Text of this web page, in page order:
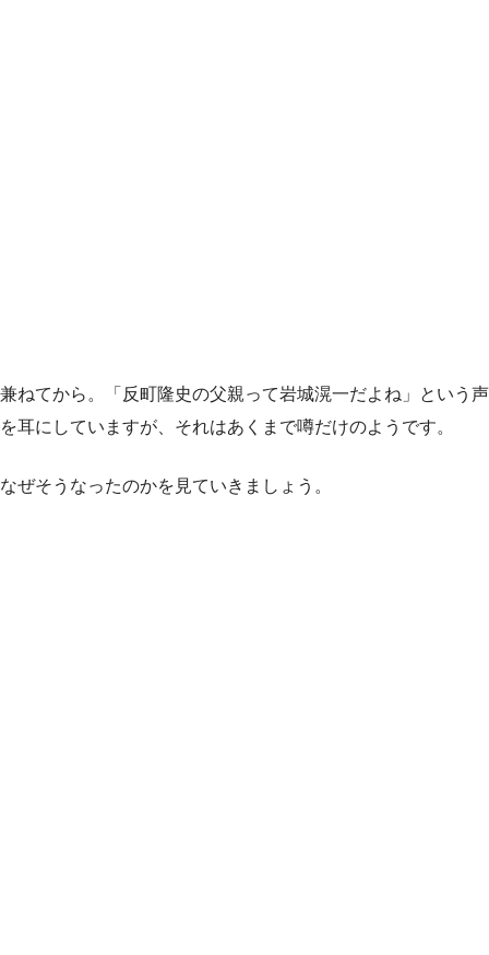
兼ねてから。「反町隆史の父親って岩城滉一だよね」という声
を耳にしていますが、それはあくまで噂だけのようです。
なぜそうなったのかを見ていきましょう。